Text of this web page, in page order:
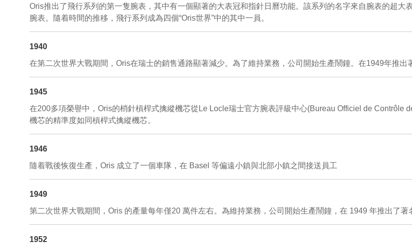
Oris推出了飛行系列的第一隻腕表，其中有一個顯著的大表冠和指針日曆功能。該系列的名字來自腕表的超
腕表。隨着時間的推移，飛行系列成為四個“Oris世界”中的其中一員。
1940
在第二次世界大戰期間，Oris在瑞士的銷售通路顯著減少。為了維持業務，公司開始生產鬧鐘。在1949年推出
1945
在200多項榮譽中，Oris的梢針槓桿式擒縱機芯從Le Locle瑞士官方腕表評級中心(Bureau Officiel de Contrôle
機芯的精準度如同槓桿式擒縱機芯。
1946
隨着戰後恢復生產，Oris 成立了一個車隊，在 Basel 等偏遠小鎮與北部小鎮之間接送員工
1949
第二次世界大戰期間，Oris 的產量每年僅20 萬件左右。為維持業務，公司開始生產鬧鐘，在 1949 年推出了著
1952